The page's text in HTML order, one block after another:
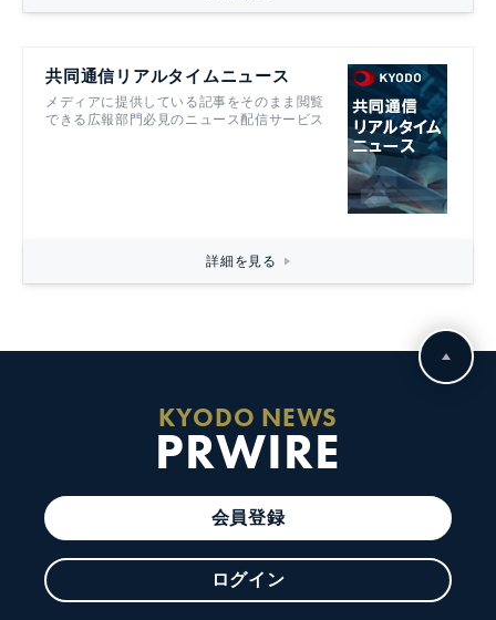
共同通信リアルタイムニュース
メディアに提供している記事をそのまま閲覧
できる広報部門必見のニュース配信サービス
詳細を見る
KYODO NEWS
PRWIRE
会員登録
ログイン